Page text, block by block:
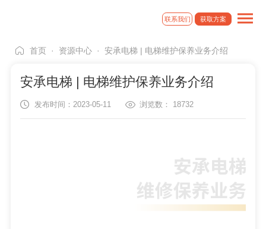
联系我们 获取方案
首页 · 资源中心 · 安承电梯 | 电梯维护保养业务介绍
安承电梯 | 电梯维护保养业务介绍
发布时间：2023-05-11 浏览数： 18732